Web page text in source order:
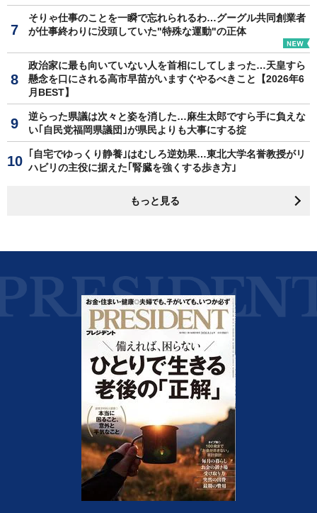
そりゃ仕事のことを一瞬で忘れられるわ…グーグル共同創業者
が仕事終わりに没頭していた"特殊な運動"の正体
政治家に最も向いていない人を首相にしてしまった…天皇すら
懸念を口にされる高市早苗がいますぐやるべきこと【2026年6
月BEST】
逆らった県議は次々と姿を消した…麻生太郎ですら手に負えな
い｢自民党福岡県議団｣が県民よりも大事にする掟
｢自宅でゆっくり静養｣はむしろ逆効果…東北大学名誉教授がリ
ハビリの主役に据えた｢腎臓を強くする歩き方｣
もっと見る